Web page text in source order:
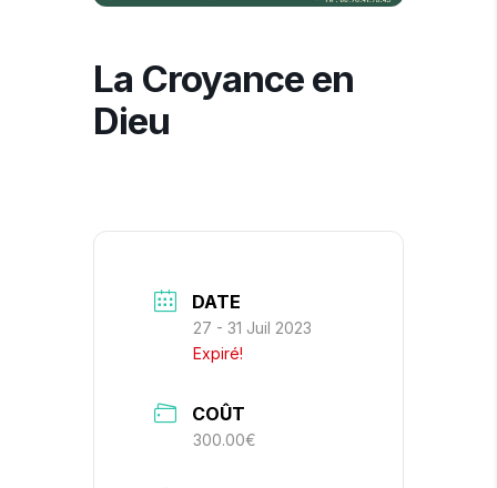
La Croyance en
Dieu
DATE
27 - 31 Juil 2023
Expiré!
COÛT
300.00€